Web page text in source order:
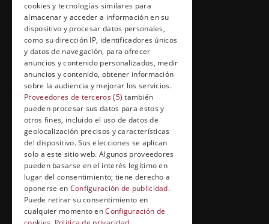
Información Legal
Política de Cookies
FORMACIÓN Y ENTRETENIMIENTO
Formación abierta
Cuídate con Grupo Esneca
Entrevistas profesionales
EL RINCÓN DEL ALUMNO
Conócenos
cookies y tecnologías similares para
almacenar y acceder a información en su
dispositivo y procesar datos personales,
como su dirección IP, identificadores únicos
y datos de navegación, para ofrecer
anuncios y contenido personalizados, medir
anuncios y contenido, obtener información
sobre la audiencia y mejorar los servicios.
Proveedores de terceros (5) también
pueden procesar sus datos para estos y
otros fines, incluido el uso de datos de
geolocalización precisos y características
del dispositivo. Sus elecciones se aplican
solo a este sitio web. Algunos proveedores
pueden basarse en el interés legítimo en
lugar del consentimiento; tiene derecho a
oponerse en Configuración de publicidad.
Puede retirar su consentimiento en
cualquier momento enConfiguración de